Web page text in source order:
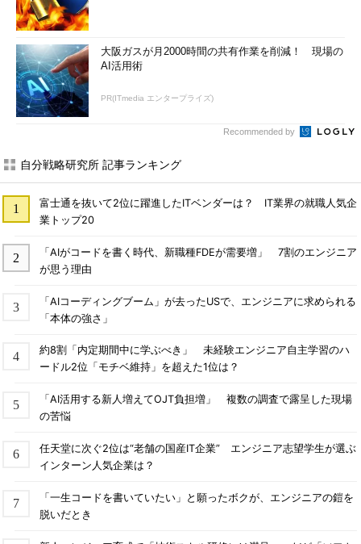
大阪ガスが月2000時間の共有作業を削減！ 現場の
AI活用術
PR(ITmedia エンタープライズ)
Recommended by
自分戦略研究所 記事ランキング
富士通を抜いて2位に躍進したITベンダーは？ IT業界の就職人気企
業トップ20
「AIがコードを書く時代、新職種FDEが需要増」 7割のエンジニア
が思う理由
「AIコーディングブーム」が去ったUSで、エンジニアに求められる
「本体の強さ」
約8割「内定期間中に学ぶべき」 未経験エンジニア自主学習のハ
ードル2位「モチベ維持」を超えた1位は？
「AI活用する新人増えてOJT負担増」 複数の調査で露呈した現場
の苦悩
任天堂に次ぐ2位は“老舗の国産IT企業” エンジニア志望学生が選ぶ
インターン人気企業は？
「一生コードを書いていたい」と願ったボクが、エンジニアの鎧を
脱いだとき